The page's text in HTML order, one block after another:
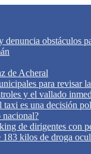
obstáculos
de Acheral
para revisar
y el vallado
es una decisión
nacional?
de dirigentes con
kilos de droga